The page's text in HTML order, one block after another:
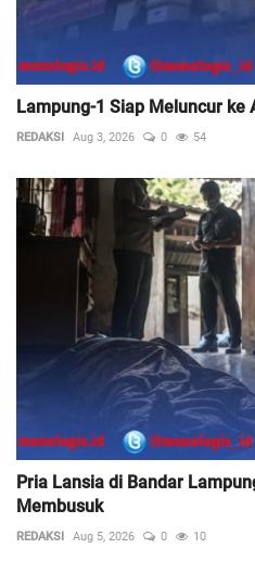
Lampung-1 Siap Meluncur ke
REDAKSI Aug 3, 2026 0 54
Pria Lansia di Bandar
Membusuk
REDAKSI Aug 5, 2026 0 10